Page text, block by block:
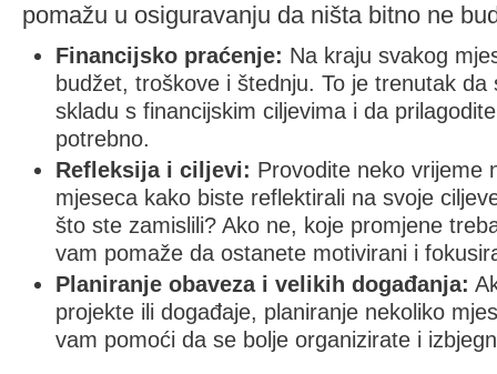
pomažu u osiguravanju da ništa bitno ne
Financijsko praćenje: Na kraju svakog
budžet, troškove i štednju. To je trenutak
skladu s financijskim ciljevima i da
potrebno.
Refleksija i ciljevi: Provodite neko vrijeme
mjeseca kako biste reflektirali na svoje
što ste zamislili? Ako ne, koje promjene
vam pomaže da ostanete motivirani i
Planiranje obaveza i velikih događanja:
projekte ili događaje, planiranje nekoliko
vam pomoći da se bolje organizirate i